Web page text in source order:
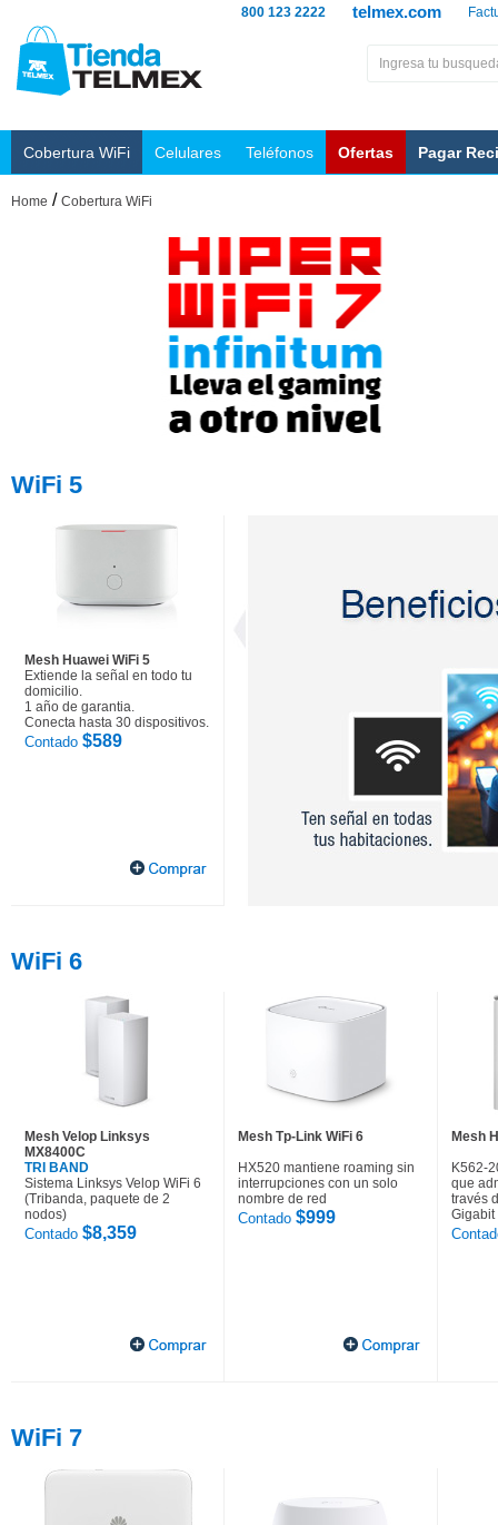
telmex.com
800 123 2222
Cobertura WiFi Celulares Teléfonos Ofertas Pagar
Home / Cobertura WiFi
WiFi 5
Mesh Huawei WiFi 5
Extiende la señal en todo tu
domicilio.
1 año de garantia.
Conecta hasta 30 dispositivos.
Contado $589
WiFi 6
Mesh Velop Linksys
MX8400C
TRI BAND
Sistema Linksys Velop WiFi 6
(Tribanda, paquete de 2
nodos)
Contado $8,359
Mesh Tp-Link WiFi 6
HX520 mantiene roaming sin
interrupciones con un solo
nombre de red
Contado $999
Mesh
K562-
que
través
Gigabit
WiFi 7